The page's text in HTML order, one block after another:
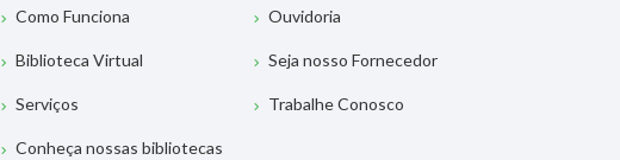
Como Funciona
Biblioteca Virtual
Serviços
Conheça nossas bibliotecas
Ouvidoria
Seja nosso Fornecedor
Trabalhe Conosco